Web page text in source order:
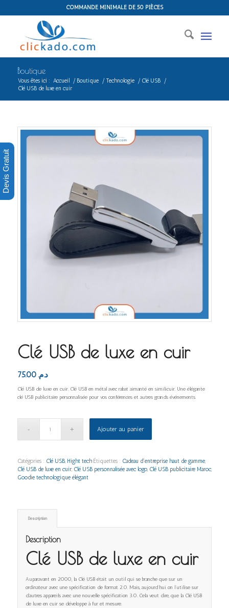
COMMANDE MINIMALE DE 50 PIÈCES
Boutique
Vous êtes ici : Accueil / Boutique / Technologie / Clé USB
/
Clé USB de luxe en cuir
Clé USB de luxe en cuir
د.م. 75.00
Clé USB de luxe en cuir. Clé USB en métal avec rabat aimanté en similicuir. Une élégante
clé USB publicitaire personnalisée pour vos conférences et autres grands événements.
Ajouter au panier
Catégories : Clé USB, Hight tech Étiquettes : Cadeau d’entreprise haut de gamme,
Clé USB de luxe en cuir, Clé USB personnalisée avec logo, Clé USB publicitaire Maroc,
Goodie technologique élégant
Description
Description
Clé USB de luxe en cuir
Auparavant en 2000, la Clé USB était un outil qui se branche que sur un
ordinateur avec une spécification de format 2.0. Mais, aujourd’hui on l’utilise sur
d’autres appareils avec une nouvelle spécification 3.0. Cela veut dire, que la Clé USB
de luxe en cuir se développe à fur et mesure.
Devis Gratuit